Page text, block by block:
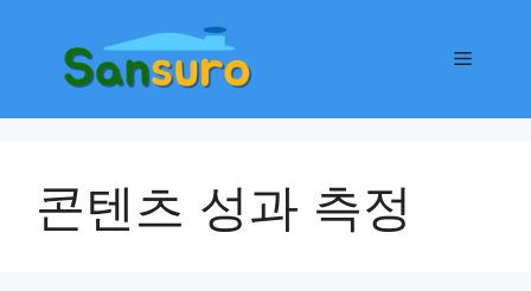
메
콘텐츠 성과 측정